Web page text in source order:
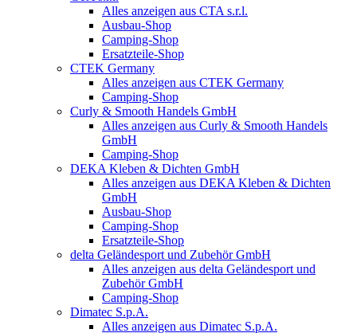
Alles anzeigen aus CTA s.r.l.
Ausbau-Shop
Camping-Shop
Ersatzteile-Shop
CTEK Germany
Alles anzeigen aus CTEK Germany
Camping-Shop
Curly & Smooth Handels GmbH
Alles anzeigen aus Curly & Smooth Handels
GmbH
Camping-Shop
DEKA Kleben & Dichten GmbH
Alles anzeigen aus DEKA Kleben & Dichten
GmbH
Ausbau-Shop
Camping-Shop
Ersatzteile-Shop
delta Geländesport und Zubehör GmbH
Alles anzeigen aus delta Geländesport und
Zubehör GmbH
Camping-Shop
Dimatec S.p.A.
Alles anzeigen aus Dimatec S.p.A.